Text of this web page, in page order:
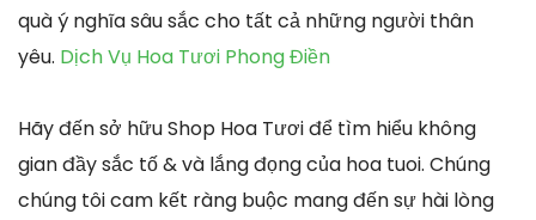
quà ý nghĩa sâu sắc cho tất cả những người thân
yêu. Dịch Vụ Hoa Tươi Phong Điền
Hãy đến sở hữu Shop Hoa Tươi để tìm hiểu không
gian đầy sắc tố & và lắng đọng của hoa tuoi. Chúng
chúng tôi cam kết ràng buộc mang đến sự hài lòng